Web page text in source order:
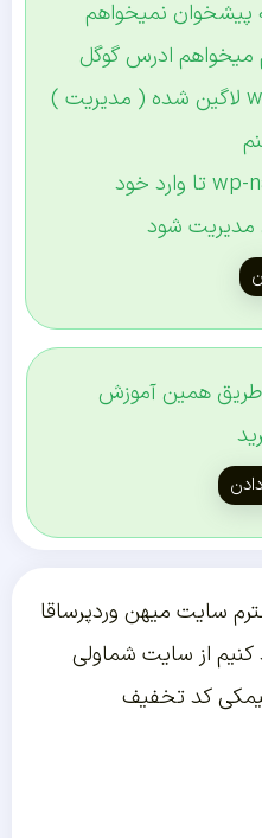
پیشخوان نمیخواهم
ادرس گوگل
wp-admin لاگین شده ( مدیریت )
مثلا wp-name تا وارد خود
مدیریت شود
طریق همین آموزش
سایت میهن وردپرساقا
کنیم از سایت شماولی
کد تخفیف